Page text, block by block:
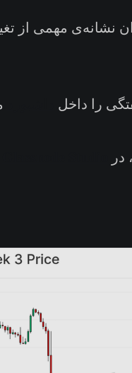
نشانه‌ی مهمی از
را داخل